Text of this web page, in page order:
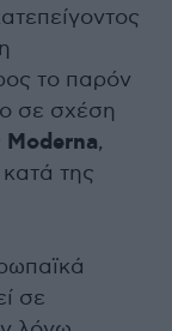
το παρόν
σε σχέση
Moderna,
της
σε